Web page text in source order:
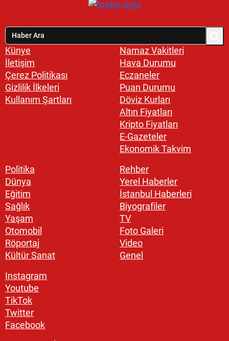
Künye
İletişim
Çerez Politikası
Gizlilik İlkeleri
Kullanım Şartları
Namaz Vakitleri
Hava Durumu
Eczaneler
Puan Durumu
Döviz Kurları
Altın Fiyatları
Kripto Fiyatları
E-Gazeteler
Ekonomik Takvim
Politika
Dünya
Eğitim
Sağlık
Yaşam
Otomobil
Röportaj
Kültür Sanat
Rehber
Yerel Haberler
İstanbul Haberleri
Biyografiler
TV
Foto Galeri
Video
Genel
Instagram
Youtube
TikTok
Twitter
Facebook